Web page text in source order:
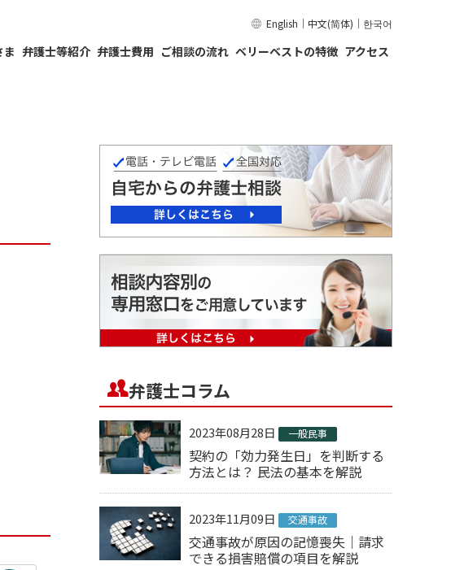
English ｜ 中文(简体) ｜ 한국어
弁護士等紹介 弁護士費用 ご相談の流れ ベリーベストの特徴 アクセス
弁護士コラム
2023年08月28日 一般民事
契約の「効力発生日」を判断する
方法とは？ 民法の基本を解説
2023年11月09日 交通事故
交通事故が原因の記憶喪失｜請求
できる損害賠償の項目を解説